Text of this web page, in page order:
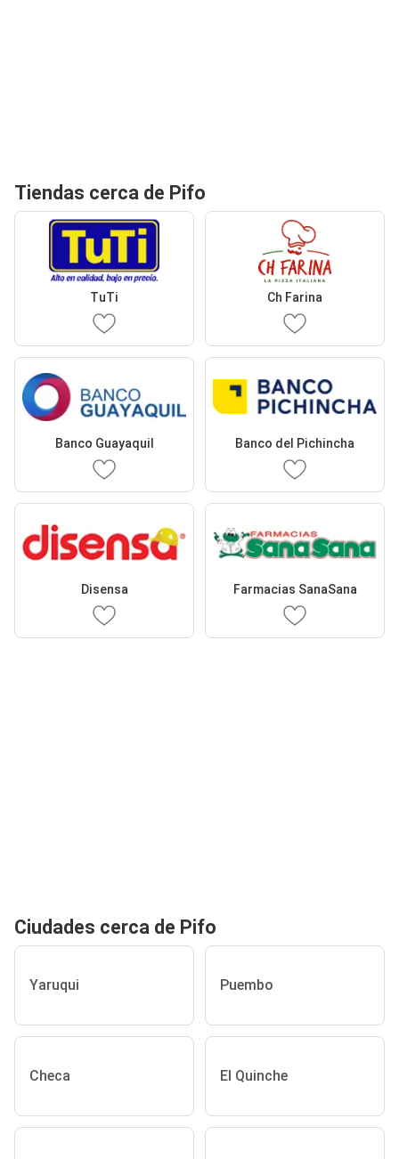
Tiendas cerca de Pifo
TuTi Ch Farina
Banco Guayaquil Banco del Pichincha
Disensa Farmacias SanaSana
Ciudades cerca de Pifo
Yaruqui Puembo
Checa El Quinche